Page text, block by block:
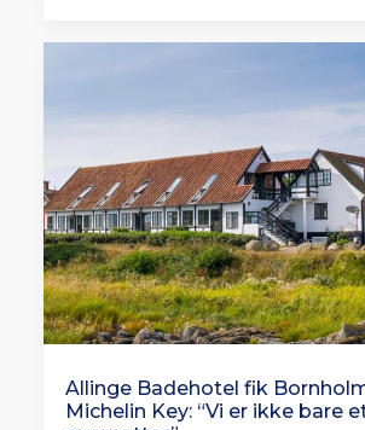
Allinge Badehotel fik
Michelin Key: “Vi er ikke bare